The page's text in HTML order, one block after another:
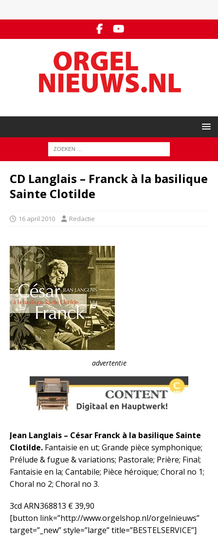
CD Langlais – Franck à la basilique
Sainte Clotilde
16 april 2010 Redactie
advertentie
Jean Langlais – César Franck à la basilique Sainte
Clotilde. Fantaisie en ut; Grande pièce symphonique;
Prélude & fugue & variations; Pastorale; Prière; Final;
Fantaisie en la; Cantabile; Pièce héroïque; Choral no 1;
Choral no 2; Choral no 3.
3cd ARN368813 € 39,90
[button link=”http://www.orgelshop.nl/orgelnieuws”
target=”_new” style=”large” title=”BESTELSERVICE”]